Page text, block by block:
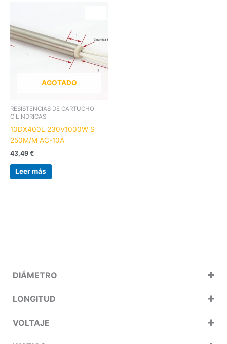
DIÁMETRO
LONGITUD
VOLTAJE
AGOTADO
RESISTENCIAS DE CARTUCHO
CILINDRICAS
10DX400L 230V1000W S
250M/M AC-10A
43,49 €
Leer más